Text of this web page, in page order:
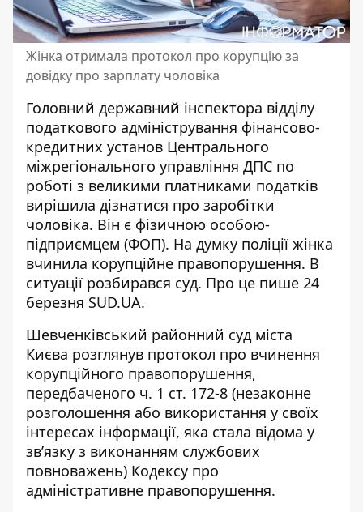
Жінка отримала протокол про корупцію за
довідку про зарплату чоловіка
Головний державний інспектора відділу
податкового адміністрування фінансово-
кредитних установ Центрального
міжрегіонального управління ДПС по
роботі з великими платниками податків
вирішила дізнатися про заробітки
чоловіка. Він є фізичною особою-
підприємцем (ФОП). На думку поліції жінка
вчинила корупційне правопорушення. В
ситуації розбирався суд. Про це пише 24
березня SUD.UA.
Шевченківський районний суд міста
Києва розглянув протокол про вчинення
корупційного правопорушення,
передбаченого ч. 1 ст. 172-8 (незаконне
розголошення або використання у своїх
інтересах інформації, яка стала відома у
зв’язку з виконанням службових
повноважень) Кодексу про
адміністративне правопорушення.